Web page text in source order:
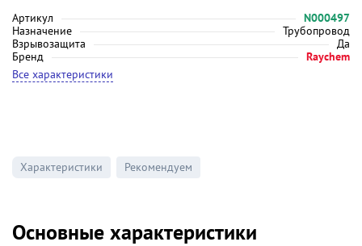
Артикул
N000497
Назначение
Трубопровод
Взрывозащита
Да
Бренд
Raychem
Все характеристики
Характеристики Рекомендуем
Основные характеристики